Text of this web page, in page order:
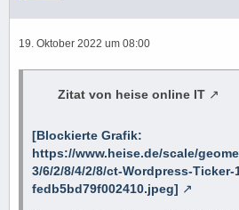
19. Oktober 2022 um 08:00
Zitat von heise online IT
[Blockierte Grafik:
https://www.heise.de/scale/
3/6/2/8/4/2/8/ct-Wordpress-Ticker-
fedb5bd79f002410.jpeg]